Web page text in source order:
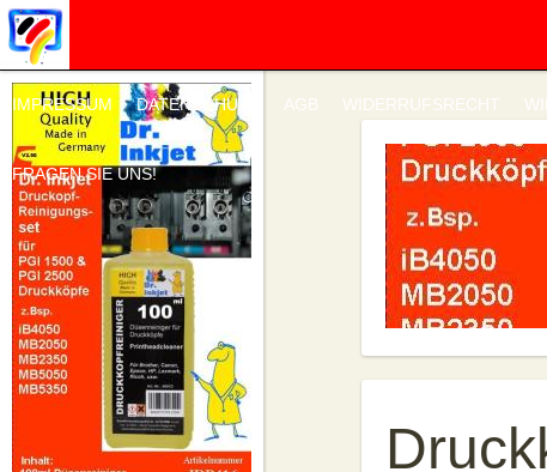
IMPRESSUM DATENSCHUTZ AGB WIDERRUFSRECHT
FRAGEN SIE UNS!